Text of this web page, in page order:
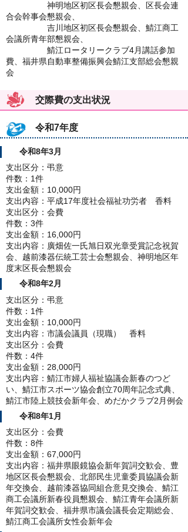
神明地区初区長会懇親会、区長会連
合会幹事会懇親会、
吉川地区初区長会懇親会、鯖江商工
会議所青年部懇親会、
鯖江ロータリークラブ4月講話参加
費、福井県自動車整備振興会鯖江支部総会懇親
会
交際費の支出状況
令和7年度
令和8年3月
支出区分：弔意
件数：1件
支出金額：10,000円
支出内容：平成17年度社会福祉功労者 香料
支出区分：会費
件数：3件
支出金額：16,000円
支出内容：廣畑佐一氏旭日双光章受賞記念祝賀
会、越前漆器伝統工芸士会懇親会、神明地区年
度末区長会懇親会
令和8年2月
支出区分：弔意
件数：1件
支出金額：10,000円
支出内容：市議会議員（現職） 香料
支出区分：会費
件数：4件
支出金額：28,000円
支出内容：鯖江市婦人福祉協議会新春のつど
い、鯖江市スポーツ協会創立70周年記念式典、
鯖江市陸上競技会新年会、めだかクラブ2月例会
令和8年1月
支出区分：会費
件数：8件
支出金額：67,000円
支出内容：福井県眼鏡協会新年賀詞交歓会、豊
地区区長会懇親会、北部民生児童委員協議会新
年交換会、越前漆器協同組合意見交換会、鯖江
商工会議所新春役員懇親会、鯖江青年会議所新
年賀詞交歓会、福井県市議会議長会定期総会、
鯖江商工会議所女性会新年会